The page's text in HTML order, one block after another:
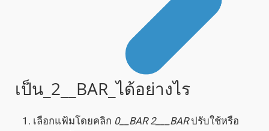
เป็น_2__BAR_ได้อย่างไร
เลือกแฟ้มโดยคลิก 0__BAR 2___BARปรับใช้หรือ